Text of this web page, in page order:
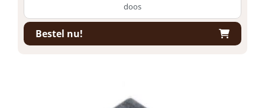
doos
Bestel nu!